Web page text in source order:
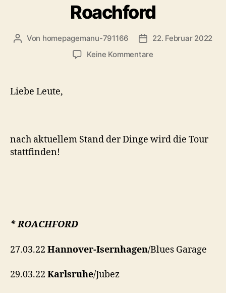
Roachford
Beitragsautor
Von homepagemanu-791166
22. Februar 2022
Keine Kommentarezu
Liebe Leute,
nach aktuellem Stand der Dinge wird die Tour
stattfinden!
* ROACHFORD
27.03.22 Hannover-Isernhagen/Blues Garage
29.03.22 Karlsruhe/Jubez